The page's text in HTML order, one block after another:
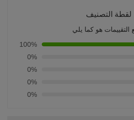
لقطة التصنيف
التقييمات هو كما يلي
100%
0%
0%
0%
0%